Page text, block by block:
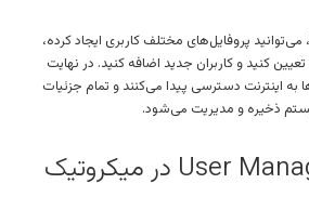
در User Manager Interface، می‌توانید پروفایل‌های مختلف کاربری ایجاد کرده،
کنید و کاربران جدید اضافه کنید. در نهایت
به اینترنت دسترسی پیدا می‌کنند و تمام جزئیات
ذخیره و مدیریت می‌شود.